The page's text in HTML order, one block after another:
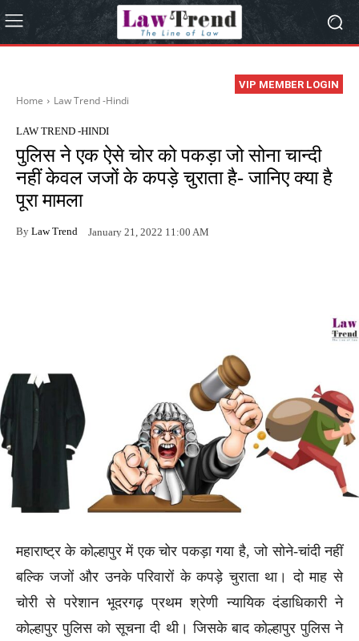
VIP MEMBER LOGIN
Home Law Trend -Hindi
LAW TREND -HINDI
पुलिस ने एक ऐसे चोर को पकड़ा जो सोना चान्दी
नहीं केवल जजों के कपड़े चुराता है- जानिए क्या है
पूरा मामला
By Law Trend January 21, 2022 11:00 AM
महाराष्ट्र के कोल्हापुर में एक चोर पकड़ा गया है, जो सोने-चांदी नहीं
बल्कि जजों और उनके परिवारों के कपड़े चुराता था। दो माह से
चोरी से परेशान भूदरगढ़ प्रथम श्रेणी न्यायिक दंडाधिकारी ने
कोल्हापुर पुलिस को सूचना दी थी। जिसके बाद कोल्हापुर पुलिस ने